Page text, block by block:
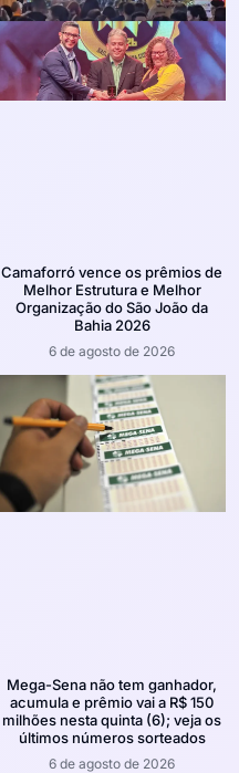
Camaforró vence os prêmios de
Melhor Estrutura e Melhor
Organização do São João da
Bahia 2026
6 de agosto de 2026
Mega-Sena não tem ganhador,
acumula e prêmio vai a R$ 150
milhões nesta quinta (6); veja os
últimos números sorteados
6 de agosto de 2026